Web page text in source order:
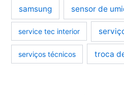
samsung sensor de
service tec interior
serviços técnicos troca